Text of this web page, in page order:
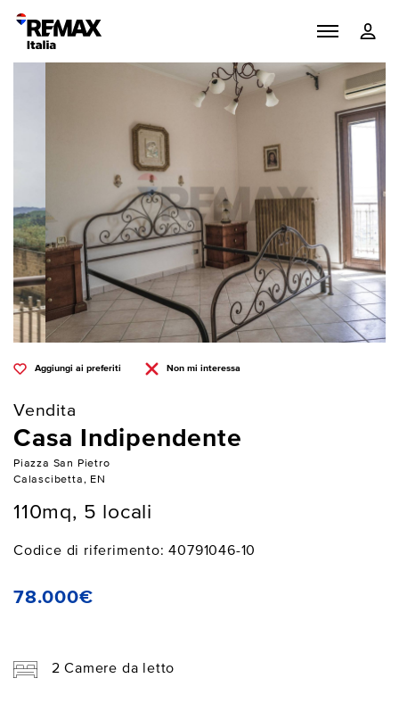
Aggiungi ai preferiti Non mi interessa
Vendita
Casa Indipendente
Piazza San Pietro
Calascibetta, EN
110mq, 5 locali
Codice di riferimento: 40791046-10
78.000€
2 Camere da letto